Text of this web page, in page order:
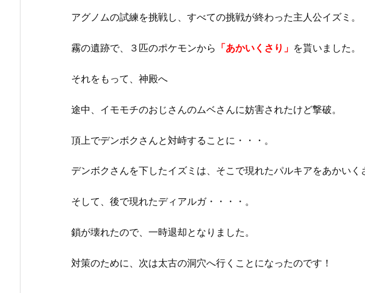
アグノムの試練を挑戦し、すべての挑戦が終わった主人公イズミ。
霧の遺跡で、３匹のポケモンから 「あかいくさり」 を貰いました。
それをもって、神殿へ
途中、イモモチのおじさんのムベさんに妨害されたけど撃破。
頂上でデンボクさんと対峙することに・・・。
デンボクさんを下したイズミは、そこで現れたパルキアをあかいく
そして、後で現れたディアルガ・・・・。
鎖が壊れたので、一時退却となりました。
対策のために、次は太古の洞穴へ行くことになったのです！